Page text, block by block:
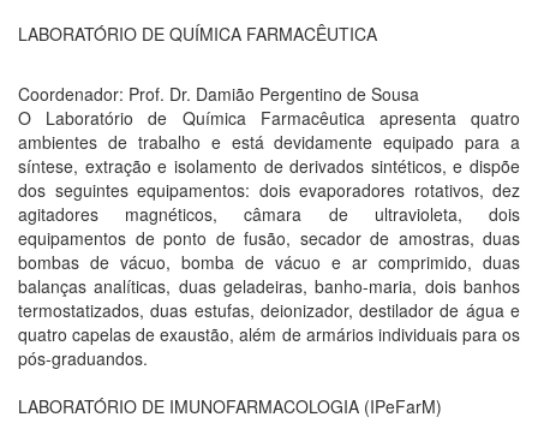
LABORATÓRIO DE QUÍMICA FARMACÊUTICA
Coordenador: Prof. Dr. Damião Pergentino de Sousa
O Laboratório de Química Farmacêutica apresenta quatro
ambientes de trabalho e está devidamente equipado para a
síntese, extração e isolamento de derivados sintéticos, e dispõe
dos seguintes equipamentos: dois evaporadores rotativos, dez
agitadores magnéticos, câmara de ultravioleta, dois
equipamentos de ponto de fusão, secador de amostras, duas
bombas de vácuo, bomba de vácuo e ar comprimido, duas
balanças analíticas, duas geladeiras, banho-maria, dois banhos
termostatizados, duas estufas, deionizador, destilador de água e
quatro capelas de exaustão, além de armários individuais para os
pós-graduandos.
LABORATÓRIO DE IMUNOFARMACOLOGIA (IPeFarM)